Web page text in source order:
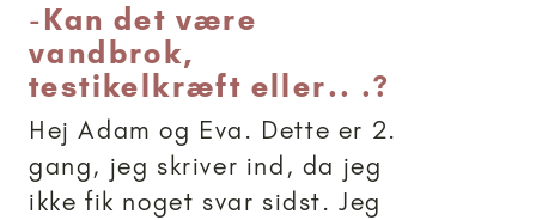
-Kan det være
vandbrok,
testikelkræft eller.. .?
Hej Adam og Eva. Dette er 2.
gang, jeg skriver ind, da jeg
ikke fik noget svar sidst. Jeg